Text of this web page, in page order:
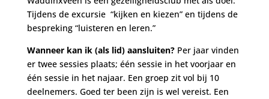
Tijdens de excursie “kijken en kiezen” en tijdens de
bespreking “luisteren en leren.”
Wanneer kan ik (als lid) aansluiten?Per jaar vinden
er twee sessies plaats; één sessie in het voorjaar en
één sessie in het najaar. Een groep zit vol bij 10
deelnemers. Goed ter been zijn is wel vereist. Een